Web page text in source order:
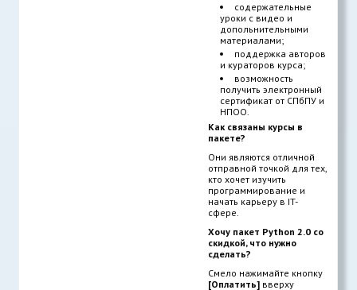
содержательные
уроки с видео и
допольнительными
материалами;
поддержка авторов
и кураторов курса;
возможность
получить электронный
сертификат от СПбПУ и
НПОО.
Как связаны курсы в
пакете?
Они являются отличной
отправной точкой для тех,
кто хочет изучить
программирование и
начать карьеру в IT-
сфере.
Хочу пакет Python 2.0 со
скидкой, что нужно
сделать?
Смело нажимайте кнопку
[Оплатить] вверху